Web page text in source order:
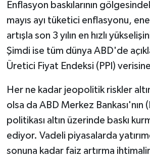
Enflasyon baskılarının
mayıs ayı tüketici enflasyonu,
artışla son 3 yılın en hızlı
Şimdi ise tüm dünya ABD'de
Üretici Fiyat Endeksi (PPI)
Her ne kadar jeopolitik riskler
olsa da ABD Merkez Bankası'nın
politikası altın üzerinde baskı
ediyor. Vadeli piyasalarda
sonuna kadar faiz artırma